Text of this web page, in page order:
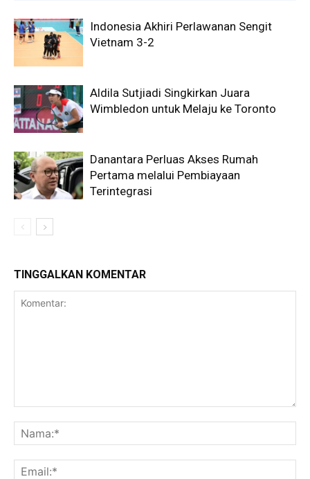
Indonesia Akhiri Perlawanan Sengit
Vietnam 3-2
Aldila Sutjiadi Singkirkan Juara
Wimbledon untuk Melaju ke Toronto
Danantara Perluas Akses Rumah
Pertama melalui Pembiayaan
Terintegrasi
TINGGALKAN KOMENTAR